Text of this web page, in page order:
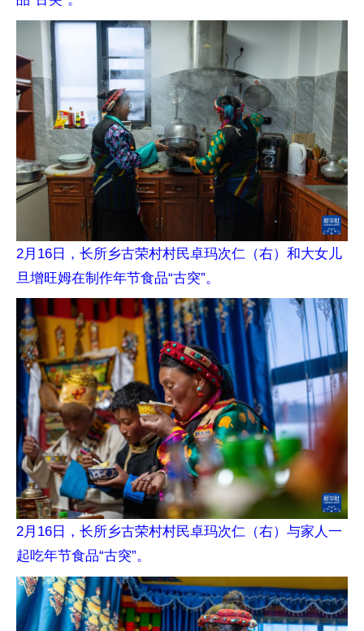
2月16日，长所乡古荣村村民卓玛次仁（右）和大女儿
旦增旺姆在制作年节食品“古突”。
2月16日，长所乡古荣村村民卓玛次仁（右）与家人一
起吃年节食品“古突”。